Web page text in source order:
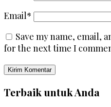
Email*
Save my name, email,
for the next time I
Terbaik untuk Anda